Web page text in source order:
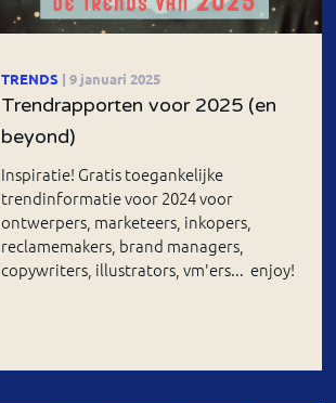
TRENDS | 9 januari 2025
Trendrapporten voor 2025 (en
beyond)
Inspiratie! Gratis toegankelijke
trendinformatie voor 2024 voor
ontwerpers, marketeers, inkopers,
reclamemakers, brand managers,
copywriters, illustrators, vm'ers... enjoy!